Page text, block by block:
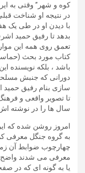
کوه و شهر” وقتی به
در نتیجه او شناخت
با دیدن او در طی یک
بدهد تا رفیق حمید
تعمق روی همه این
کتاب مورد بحث
باشد ، بلکه نویسنده
دورانی که جنبش
سازی بنام رفیق حمید
تا تصویر واقعی و
سال ها را در نوشته
امروز روشن شده که
به گروه جنگل معرفی
چهارچوب ضوابط آن
معرفی می شدند واضح